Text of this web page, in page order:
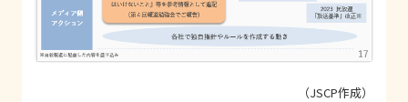
（JSCP作成）